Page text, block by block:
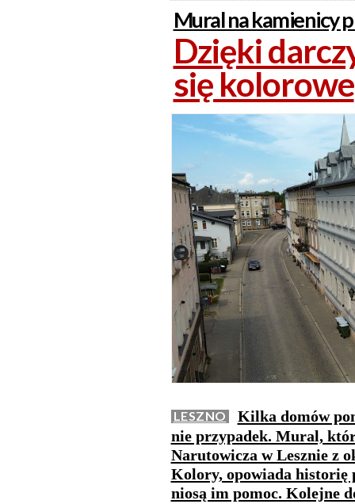
Mural na kamienicy
Dzięki
się kolorowe
LESZNO
Kilka domów
nie przypadek. Mural,
Narutowicza w Lesznie z
Kolory, opowiada historię
niosą im pomoc. Kolejne